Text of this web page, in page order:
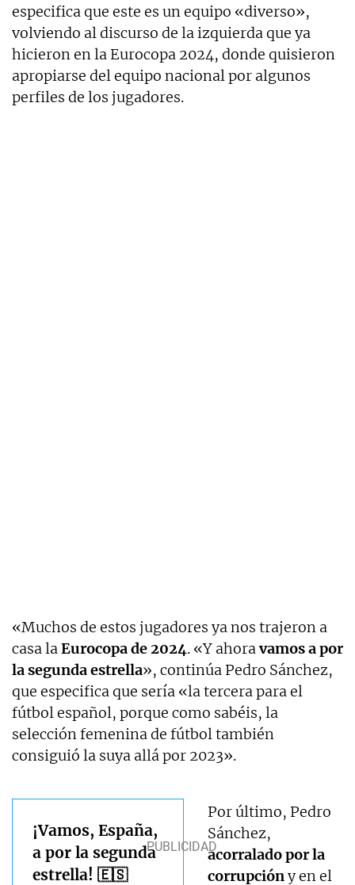
especifica que este es un equipo «diverso»,
volviendo al discurso de la izquierda que ya
hicieron en la Eurocopa 2024, donde quisieron
apropiarse del equipo nacional por algunos
perfiles de los jugadores.
«Muchos de estos jugadores ya nos trajeron a
casa laEurocopa de 2024. «Y ahoravamos a por
la segunda estrella», continúa Pedro Sánchez,
que especifica que sería «la tercera para el
fútbol español, porque como sabéis, la
selección femenina de fútbol también
consiguió la suya allá por 2023».
¡Vamos, España,
a por la segunda
estrella! 🇪🇸
Por último, Pedro
Sánchez,
acorralado por la
corrupcióny en el